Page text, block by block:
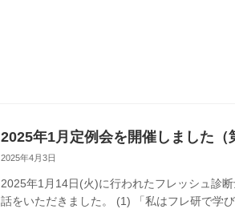
2025年1月定例会を開催しました（
2025年4月3日
2025年1月14日(火)に行われたフレッシュ診
話をいただきました。 (1) 「私はフレ研で学